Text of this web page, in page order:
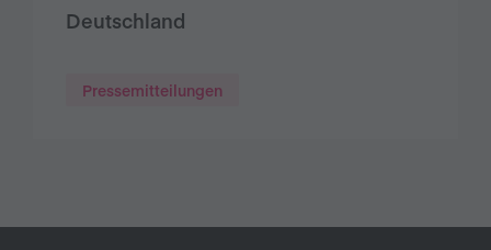
Deutschland
Pressemitteilungen